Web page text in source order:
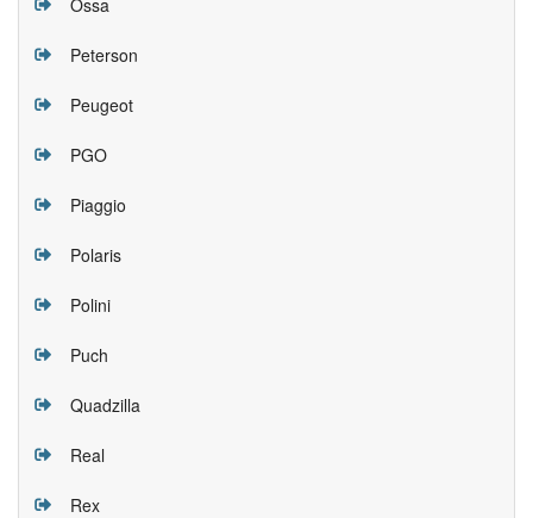
Peterson
Peugeot
PGO
Piaggio
Polaris
Polini
Puch
Quadzilla
Real
Rex